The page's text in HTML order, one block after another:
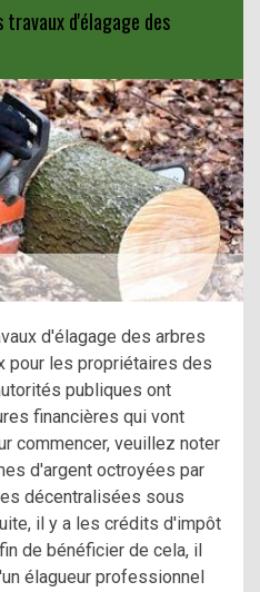
d'élagage des
d'élagage des arbres
pour les propriétaires des
publiques ont
financières qui vont
commencer, veuillez noter
d'argent octroyées par
décentralisées sous
il y a les crédits d'impôt
de bénéficier de cela, il
élagueur professionnel